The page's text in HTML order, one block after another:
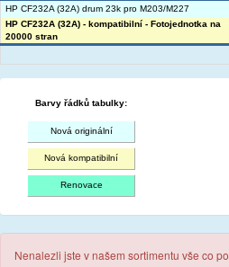
HP CF232A (32A) drum 23k pro M203/M227
HP CF232A (32A) - kompatibilní - Fotojednotka na
20000 stran
Barvy řádků tabulky:
Nová originální
Nová kompatibilní
Renovace
Nenalezli jste v našem sortimentu vše co